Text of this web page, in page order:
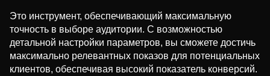
Это инструмент, обеспечивающий максимальную
точность в выборе аудитории. С возможностью
детальной настройки параметров, вы сможете достичь
максимально релевантных показов для потенциальных
клиентов, обеспечивая высокий показатель конверсий.